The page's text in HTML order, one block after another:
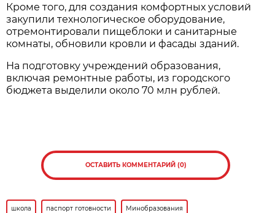
Кроме того, для создания комфортных условий
закупили технологическое оборудование,
отремонтировали пищеблоки и санитарные
комнаты, обновили кровли и фасады зданий.
На подготовку учреждений образования,
включая ремонтные работы, из городского
бюджета выделили около 70 млн рублей.
ОСТАВИТЬ КОММЕНТАРИЙ (0)
школа паспорт готовности Минобразования